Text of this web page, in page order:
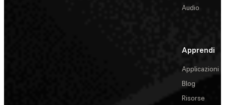
Audio
Apprendi
Applicazioni
Blog
Risorse